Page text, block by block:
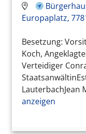
Europaplatz,
Besetzung:
Koch,
Verteidiger
LauterbachJean
anzeigen